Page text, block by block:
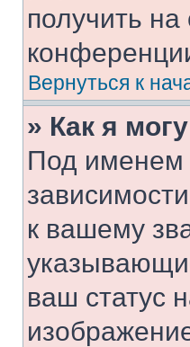
получить
Вернуться к
» Как я
Под именем
к вашему
ваш статус